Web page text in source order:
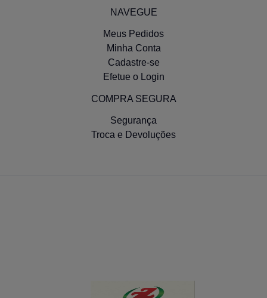
Anel Motor Vw Ap 1.6/1.8 85/97
Gas/Alc
NAVEGUE
Meus Pedidos
Minha Conta
Cadastre-se
Efetue o Login
COMPRA SEGURA
Segurança
Troca e Devoluções